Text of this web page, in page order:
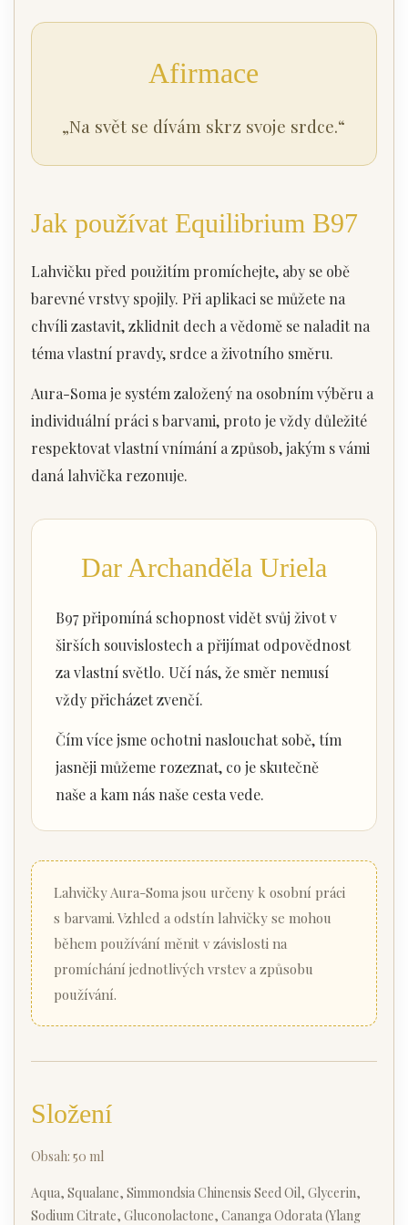
Afirmace
„Na svět se dívám skrz svoje srdce.“
Jak používat Equilibrium B97
Lahvičku před použitím promíchejte, aby se obě
barevné vrstvy spojily. Při aplikaci se můžete na
chvíli zastavit, zklidnit dech a vědomě se naladit na
téma vlastní pravdy, srdce a životního směru.
Aura-Soma je systém založený na osobním výběru a
individuální práci s barvami, proto je vždy důležité
respektovat vlastní vnímání a způsob, jakým s vámi
daná lahvička rezonuje.
Dar Archanděla Uriela
B97 připomíná schopnost vidět svůj život v
širších souvislostech a přijímat odpovědnost
za vlastní světlo. Učí nás, že směr nemusí
vždy přicházet zvenčí.
Čím více jsme ochotni naslouchat sobě, tím
jasněji můžeme rozeznat, co je skutečně
naše a kam nás naše cesta vede.
Lahvičky Aura-Soma jsou určeny k osobní práci
s barvami. Vzhled a odstín lahvičky se mohou
během používání měnit v závislosti na
promíchání jednotlivých vrstev a způsobu
používání.
Složení
Obsah: 50 ml
Aqua, Squalane, Simmondsia Chinensis Seed Oil, Glycerin,
Sodium Citrate, Gluconolactone, Cananga Odorata (Ylang